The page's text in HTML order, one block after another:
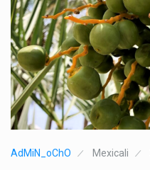
AdMiN_oChO Mexicali